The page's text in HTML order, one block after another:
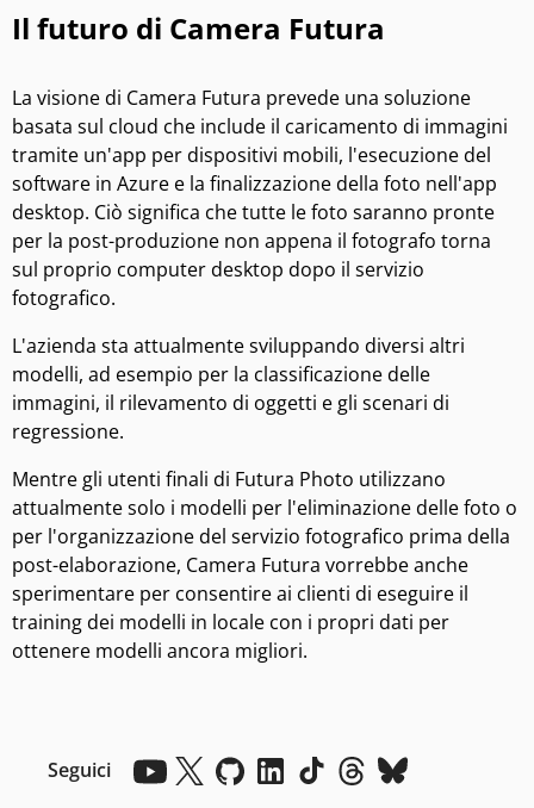
Il futuro di Camera Futura
La visione di Camera Futura prevede una soluzione
basata sul cloud che include il caricamento di immagini
tramite un'app per dispositivi mobili, l'esecuzione del
software in Azure e la finalizzazione della foto nell'app
desktop. Ciò significa che tutte le foto saranno pronte
per la post-produzione non appena il fotografo torna
sul proprio computer desktop dopo il servizio
fotografico.
L'azienda sta attualmente sviluppando diversi altri
modelli, ad esempio per la classificazione delle
immagini, il rilevamento di oggetti e gli scenari di
regressione.
Mentre gli utenti finali di Futura Photo utilizzano
attualmente solo i modelli per l'eliminazione delle foto o
per l'organizzazione del servizio fotografico prima della
post-elaborazione, Camera Futura vorrebbe anche
sperimentare per consentire ai clienti di eseguire il
training dei modelli in locale con i propri dati per
ottenere modelli ancora migliori.
Seguici